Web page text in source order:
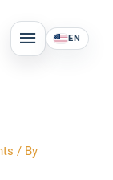
MAIN
MENU
EN
/ By